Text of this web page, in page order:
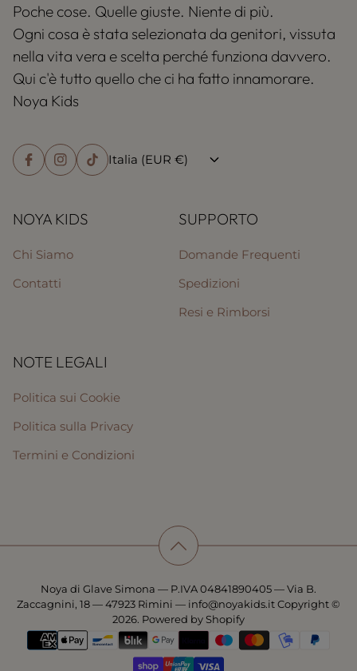
Poche cose. Quelle giuste. Niente di più.
Ogni cosa è stata selezionata da genitori, vissuta
nella vita vera e scelta perché funziona davvero.
Qui c'è tutto quello che ci ha fatto innamorare.
Noya Kids
Italia (EUR €)
NOYA KIDS
Chi Siamo
Contatti
SUPPORTO
Domande Frequenti
Spedizioni
Resi e Rimborsi
NOTE LEGALI
Politica sui Cookie
Politica sulla Privacy
Termini e Condizioni
Noya di Glave Simona — P.IVA 04841890405 — Via B.
Zaccagnini, 18 — 47923 Rimini — info@noyakids.it Copyright ©
2026. Powered by Shopify